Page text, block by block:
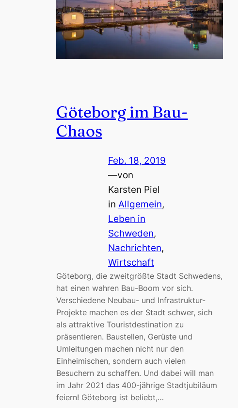
Göteborg im Bau-
Chaos
Feb. 18, 2019
—von
Karsten Piel
inAllgemein
Leben in
Schweden
Nachrichten
Wirtschaft
Göteborg, die zweitgrößte Stadt Schwedens,
hat einen wahren Bau-Boom vor sich.
Verschiedene Neubau- und Infrastruktur-
Projekte machen es der Stadt schwer, sich
als attraktive Touristdestination zu
präsentieren. Baustellen, Gerüste und
Umleitungen machen nicht nur den
Einheimischen, sondern auch vielen
Besuchern zu schaffen. Und dabei will man
im Jahr 2021 das 400-jährige Stadtjubiläum
feiern! Göteborg ist beliebt,…